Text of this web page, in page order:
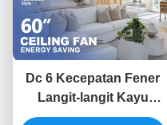
Dc 6 Kecepatan Fener
Langit-langit Kayu
Padat Remote Control